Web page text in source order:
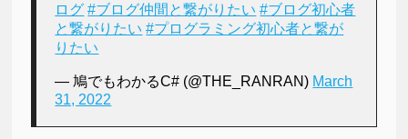
ログ #ブログ仲間と繋がりたい #ブログ初心者
と繋がりたい #プログラミング初心者と繋が
りたい
— 鳩でもわかるC# (@THE_RANRAN) March
31, 2022